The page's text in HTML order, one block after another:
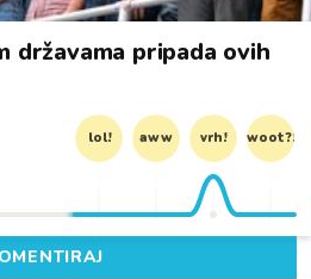
državama pripada ovih
lol! aww vrh! woot?!